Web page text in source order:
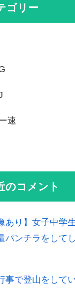
ゴリー
速
のコメント
あり】女子中学
パンチラをして
事で登山をして